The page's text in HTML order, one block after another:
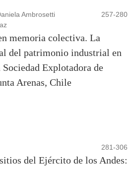
Ambrosetti
257-280
memoria colectiva. La
del patrimonio industrial en
Explotadora de
Arenas, Chile
281-306
del Ejército de los Andes: